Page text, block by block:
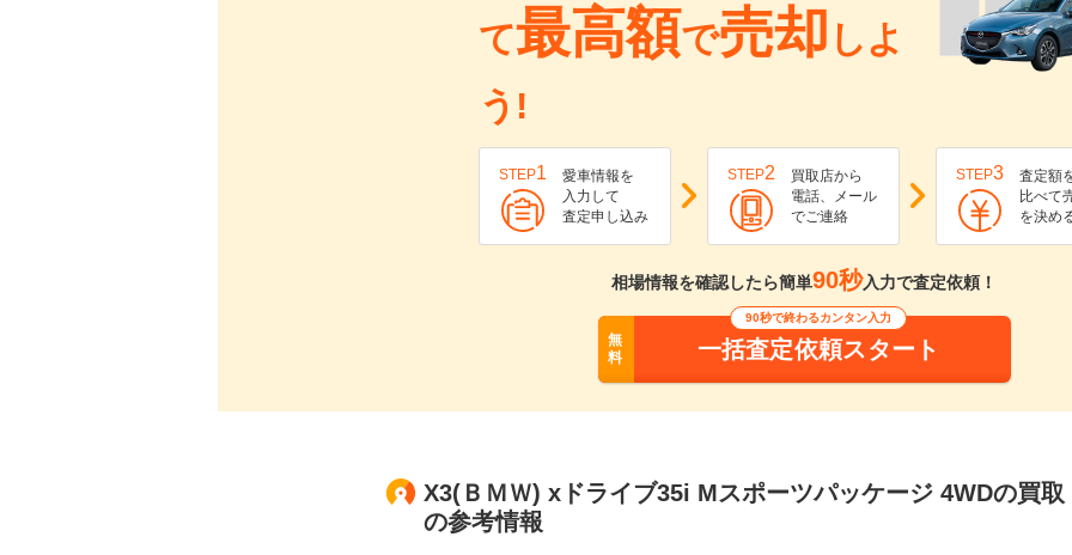
て最高額で売却 しよ
う!
STEP1
愛車情報を
入力して
査定申し込み
STEP2
買取店から
電話、メール
でご連絡
STEP3
査定額
比べて
を決め
相場情報を確認したら簡単90秒入力で査定依頼！
無
料
90秒で終わるカンタン入力
一括査定依頼スタート
X3(ＢＭＷ) xドライブ35i Mスポーツパッケージ 4WDの買取
の参考情報